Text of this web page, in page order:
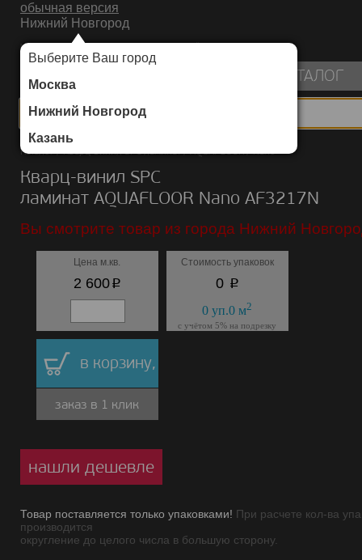
обычная версия
Нижний Новгород
Выберите Ваш город
Москва
Нижний Новгород
Казань
ИНТЕРНЕТ-МАГАЗИН НАПОЛЬНЫХ ПОКРЫТИЙ
КАТАЛОГ
Каталог/Кварц-винил SPC ламинат/AQUAFLOOR/Nano
Кварц-винил SPC
ламинат AQUAFLOOR Nano AF3217N
Вы смотрите товар из города Нижний
Цена м.кв.
2 600p
Стоимость упаковок
0 p
0 уп.0 м2
с учётом 5% на подрезку
в корзину,
заказ в 1 клик
нашли дешевле
Товар поставляется только упаковками! При расчете кол-ва
производится
округление до целого числа в большую сторону.